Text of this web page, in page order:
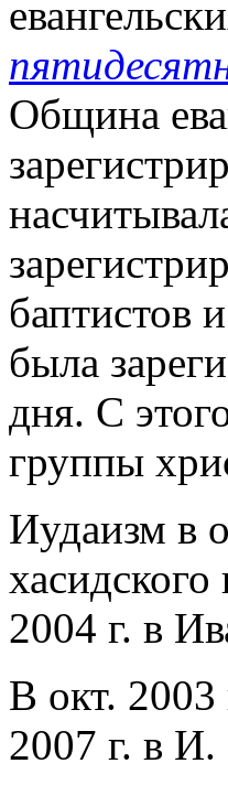
Община
баптистов
была
дня. С
группы
Иудаизм в
2004 г. в
В окт.
2007 г. в И.